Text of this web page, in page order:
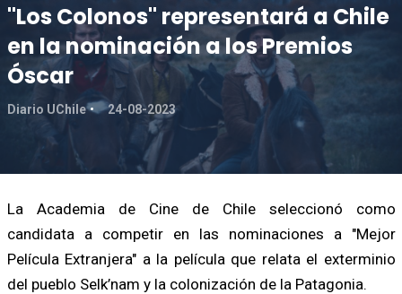
"Los Colonos" representará a Chile
en la nominación a los Premios
Óscar
Diario UChile 24-08-2023
La Academia de Cine de Chile seleccionó como
candidata a competir en las nominaciones a "Mejor
Película Extranjera" a la película que relata el exterminio
del pueblo Selk’nam y la colonización de la Patagonia.